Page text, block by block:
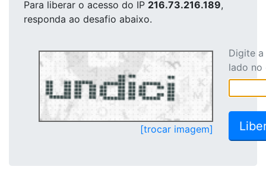
Para liberar o acesso do IP 216.73.216.189,
responda ao desafio abaixo.
[trocar imagem]
Digite
lado no